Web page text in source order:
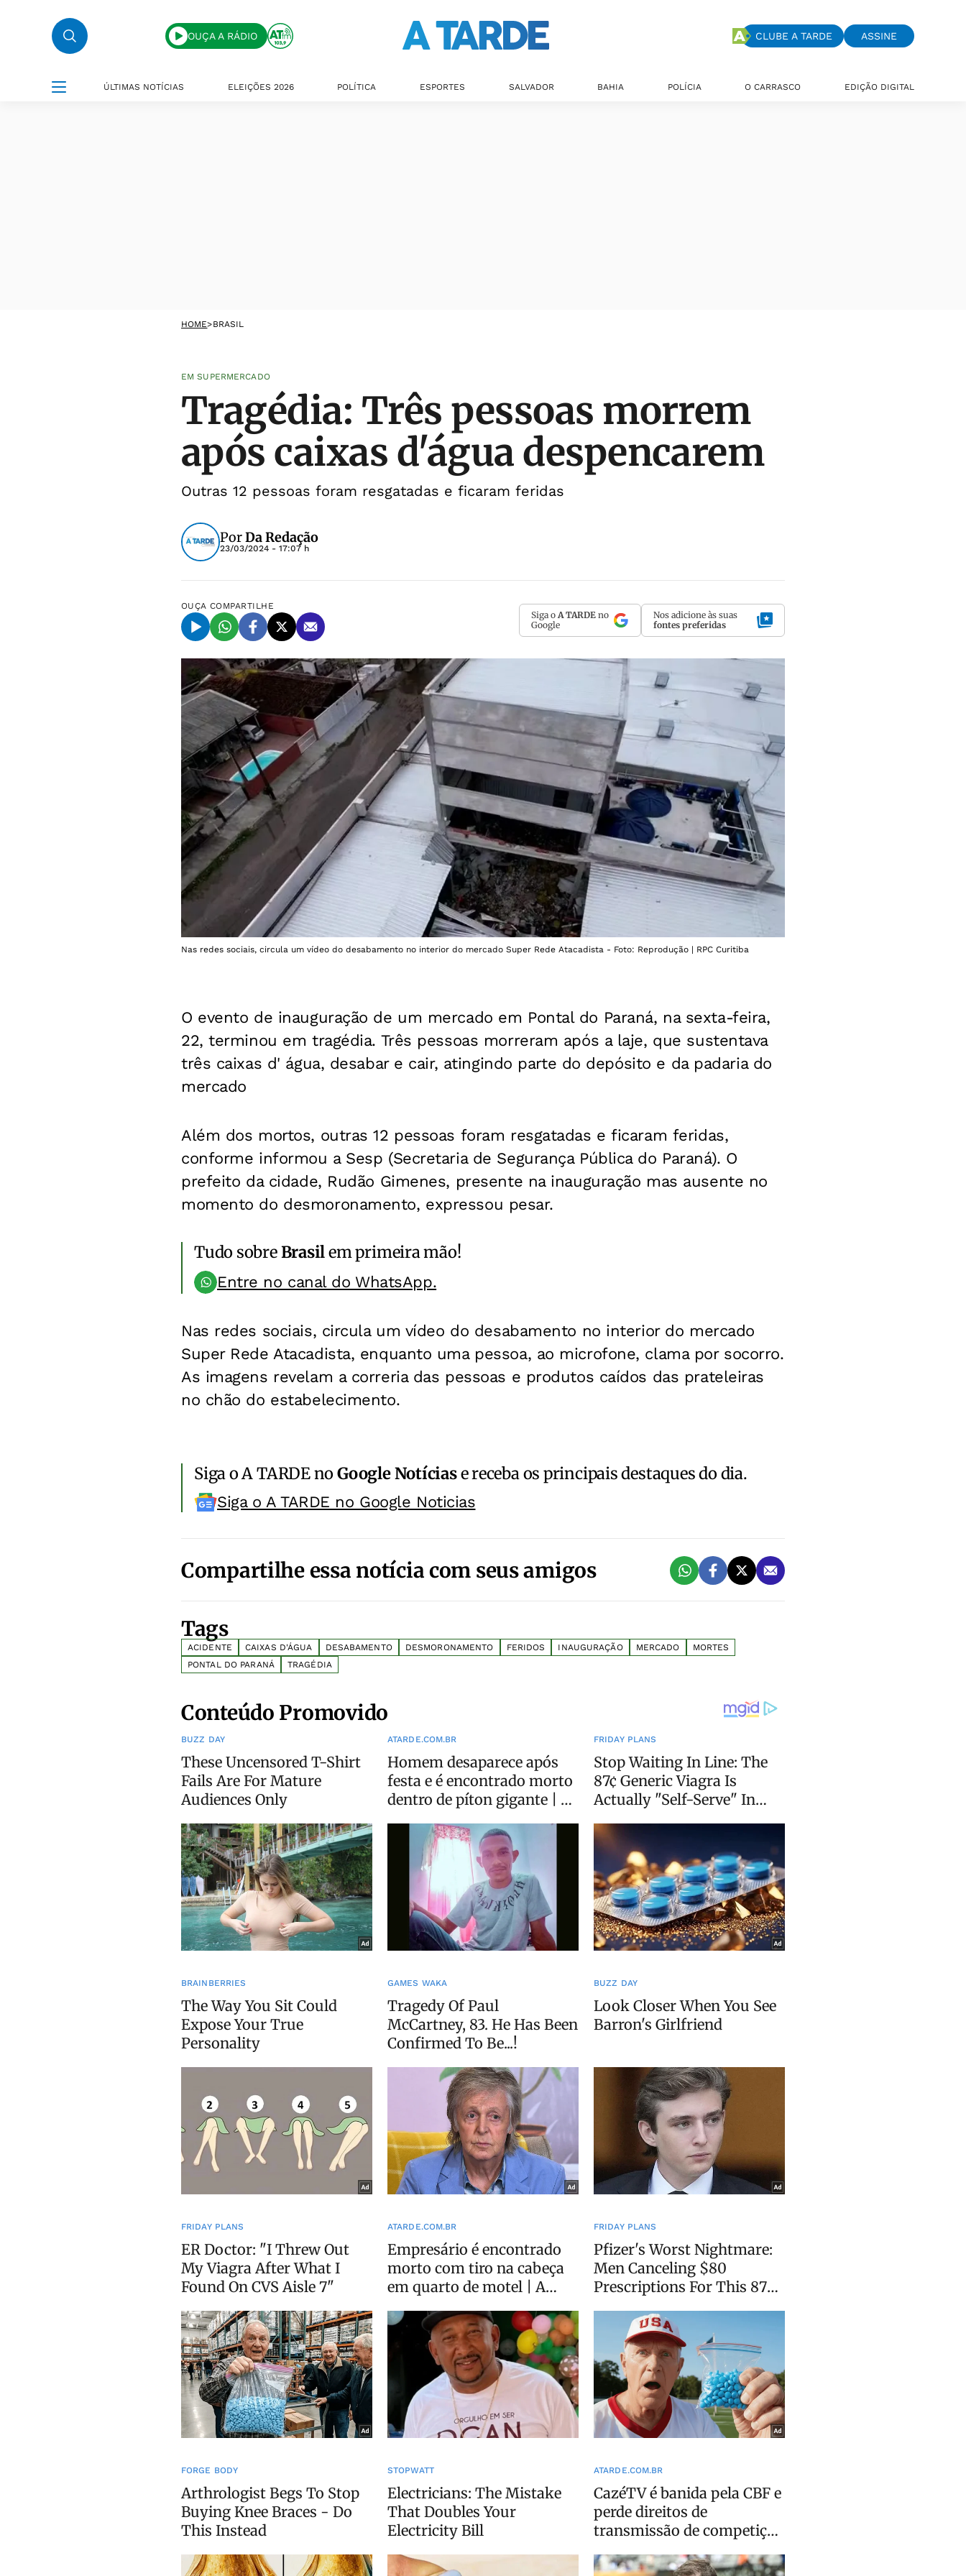
OUÇA A RÁDIO CLUBE A TARDE ASSINE
ÚLTIMAS NOTÍCIAS ELEIÇÕES 2026 POLÍTICA ESPORTES SALVADOR BAHIA POLÍCIA O CARRASCO EDIÇÃO DIGITAL
HOME>BRASIL
EM SUPERMERCADO
Tragédia: Três pessoas morrem
após caixas d'água despencarem
Outras 12 pessoas foram resgatadas e ficaram feridas
PorDa Redação
23/03/2024 - 17:07 h
OUÇA COMPARTILHE
Siga o A TARDE no
Google
Nos adicione às suas
fontes preferidas
Nas redes sociais, circula um vídeo do desabamento no interior do mercado Super Rede Atacadista - Foto: Reprodução | RPC Curitiba
O evento de inauguração de um mercado em Pontal do Paraná, na sexta-feira,
22, terminou em tragédia. Três pessoas morreram após a laje, que sustentava
três caixas d' água, desabar e cair, atingindo parte do depósito e da padaria do
mercado
Além dos mortos, outras 12 pessoas foram resgatadas e ficaram feridas,
conforme informou a Sesp (Secretaria de Segurança Pública do Paraná). O
prefeito da cidade, Rudão Gimenes, presente na inauguração mas ausente no
momento do desmoronamento, expressou pesar.
Tudo sobreBrasilem primeira mão!
Entre no canal do WhatsApp.
Nas redes sociais, circula um vídeo do desabamento no interior do mercado
Super Rede Atacadista, enquanto uma pessoa, ao microfone, clama por socorro.
As imagens revelam a correria das pessoas e produtos caídos das prateleiras
no chão do estabelecimento.
Siga o A TARDE noGoogle Notíciase receba os principais destaques do dia.
Siga o A TARDE no Google Noticias
Compartilhe essa notícia com seus amigos
Tags
ACIDENTE CAIXAS D'ÁGUA DESABAMENTO DESMORONAMENTO FERIDOS INAUGURAÇÃO MERCADO
MORTES
PONTAL DO PARANÁ
TRAGÉDIA